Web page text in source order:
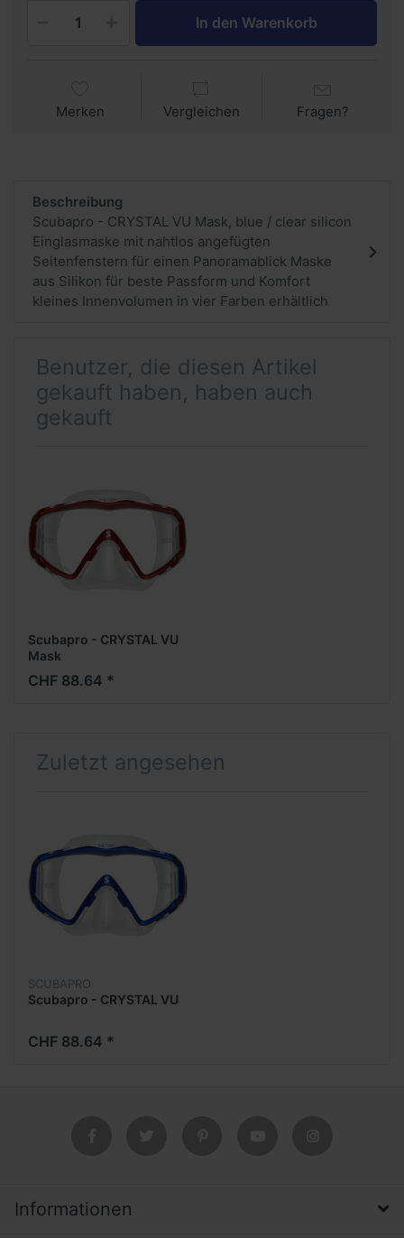
In den Warenkorb
Merken Vergleichen Fragen?
Beschreibung
Scubapro - CRYSTAL VU Mask, blue / clear silicon
Einglasmaske mit nahtlos angefügten
Seitenfenstern für einen Panoramablick Maske
aus Silikon für beste Passform und Komfort
kleines Innenvolumen in vier Farben erhältlich
Benutzer, die diesen Artikel
gekauft haben, haben auch
gekauft
Scubapro - CRYSTAL VU
Mask
CHF 88.64 *
Zuletzt angesehen
SCUBAPRO
Scubapro - CRYSTAL VU
CHF 88.64 *
Informationen